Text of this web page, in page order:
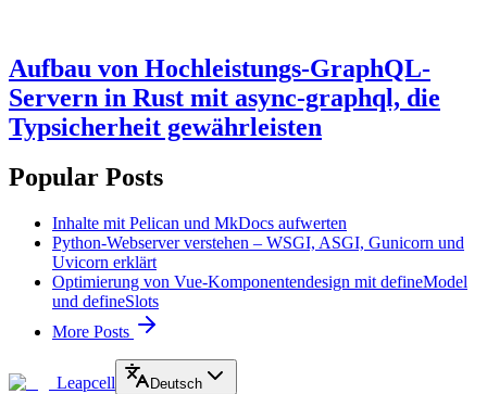
Aufbau von Hochleistungs-GraphQL-
Servern in Rust mit async-graphql, die
Typsicherheit gewährleisten
Popular Posts
Inhalte mit Pelican und MkDocs aufwerten
Python-Webserver verstehen – WSGI, ASGI, Gunicorn und
Uvicorn erklärt
Optimierung von Vue-Komponentendesign mit defineModel
und defineSlots
More Posts
Leapcell Deutsch